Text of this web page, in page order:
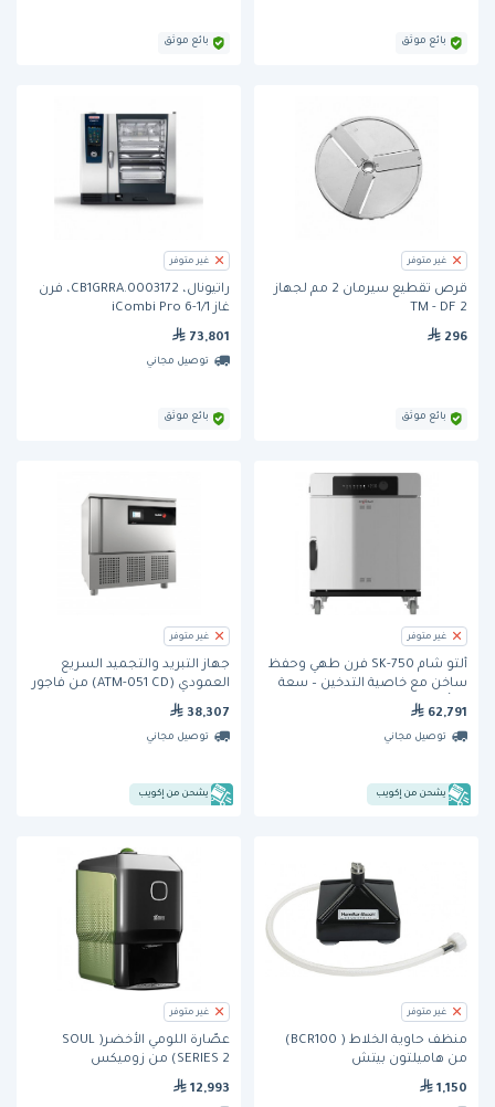
بائع موثق بائع موثق
غير متوفر
قرص تقطيع سيرمان 2 مم لجهاز
TM - DF 2
296
بائع موثق
غير متوفر
راتيونال، CB1GRRA.0003172، فرن
غاز iCombi Pro 6-1/1
73,801
توصيل مجاني
بائع موثق
غير متوفر
ألتو شام 750-SK فرن طهي وحفظ
ساخن مع خاصية التدخين – سعة
62,791
توصيل مجاني
يشحن من إكويب
غير متوفر
جهاز التبريد والتجميد السريع
العمودي (ATM-051 CD) من فاجور
38,307
توصيل مجاني
يشحن من إكويب
غير متوفر
منظف حاوية الخلاط ( BCR100)
من هاميلتون بيتش
1,150
غير متوفر
عصّارة اللومي الأخضر( SOUL
SERIES 2) من زوميكس
12,993